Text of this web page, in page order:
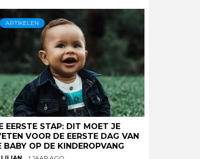
ARTIKELEN
EERSTE STAP: DIT MOET JE
VOOR DE EERSTE DAG VAN
BABY OP DE KINDEROPVANG